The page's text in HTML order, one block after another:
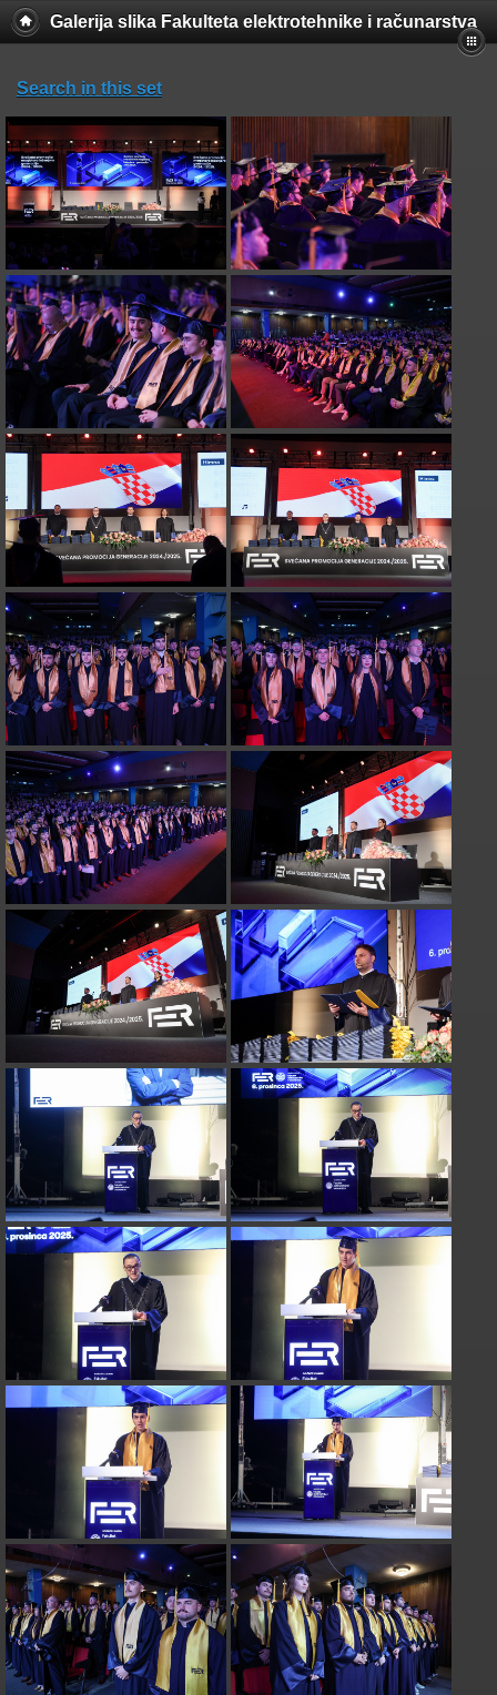
Galerija slika Fakulteta elektrotehnike i računarstva
Search in this set